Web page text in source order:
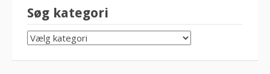
Søg kategori
SØG
KATEGORI